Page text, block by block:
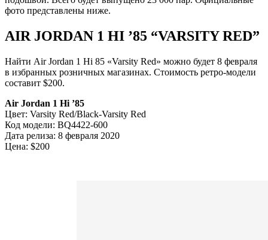
фото представлены ниже.
AIR JORDAN 1 HI ’85 “VARSITY RED”
Найти Air Jordan 1 Hi 85 «Varsity Red» можно будет 8 февраля
в избранных розничных магазинах. Стоимость ретро-модели
составит $200.
Air Jordan 1 Hi ’85
Цвет: Varsity Red/Black-Varsity Red
Код модели: BQ4422-600
Дата релиза: 8 февраля 2020
Цена: $200